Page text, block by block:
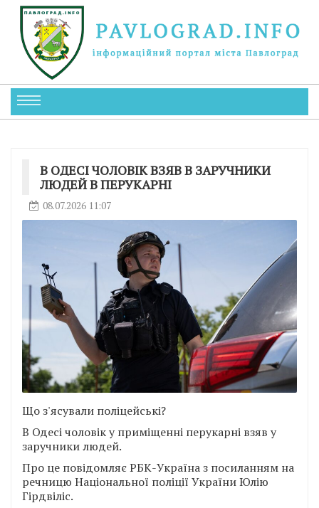
В ОДЕСІ ЧОЛОВІК ВЗЯВ В ЗАРУЧНИКИ
ЛЮДЕЙ В ПЕРУКАРНІ
08.07.2026 11:07
Що з'ясували поліцейські?
В Одесі чоловік у приміщенні перукарні взяв у
заручники людей.
Про це повідомляє РБК-Україна з посиланням на
речницю Національної поліції України Юлію
Гірдвіліс.